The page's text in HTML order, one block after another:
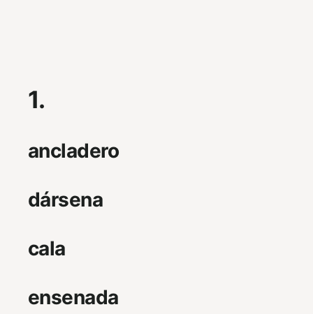
1.
ancladero
dársena
cala
ensenada